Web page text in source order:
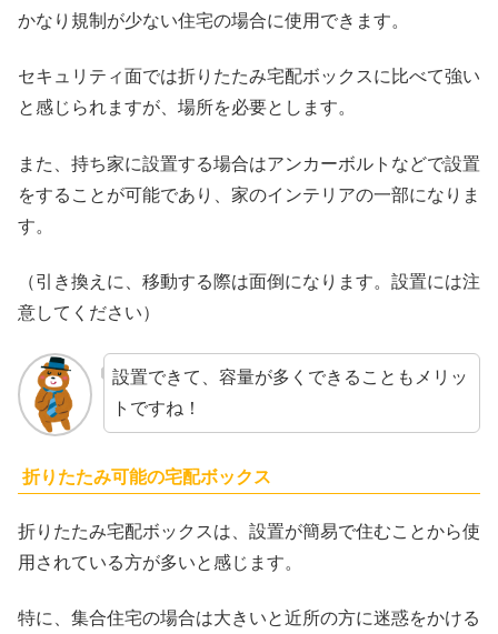
かなり規制が少ない住宅の場合に使用できます。
セキュリティ面では折りたたみ宅配ボックスに比べて強い
と感じられますが、場所を必要とします。
また、持ち家に設置する場合はアンカーボルトなどで設置
をすることが可能であり、家のインテリアの一部になりま
す。
（引き換えに、移動する際は面倒になります。設置には注
意してください）
設置できて、容量が多くできることもメリッ
トですね！
折りたたみ可能の宅配ボックス
折りたたみ宅配ボックスは、設置が簡易で住むことから使
用されている方が多いと感じます。
特に、集合住宅の場合は大きいと近所の方に迷惑をかける